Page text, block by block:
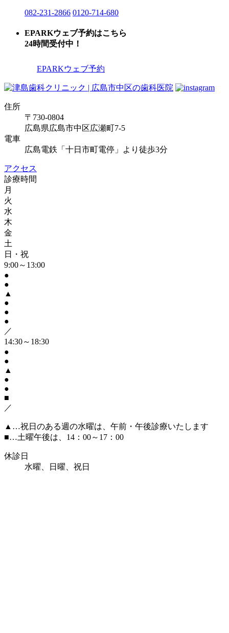
082-231-2866 0120-714-680
EPARKウェブ予約はこちら
24時間受付中！
EPARKウェブ予約
住所
〒730-0804
広島県広島市中区広瀬町7-5
電車
広島電鉄「十日市町電停」より徒歩3分
アクセス
診療時間
月
火
水
木
金
土
日・祝
9:00～13:00
●
●
▲
●
●
●
／
14:30～18:30
●
●
▲
●
●
■
／
▲ …祝日のある週の水曜は、午前・午後診療いたします
■…土曜午後は、14：00～17：00
休診日
水曜、日曜、祝日